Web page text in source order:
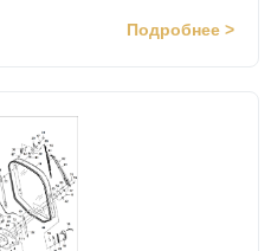
Подробнее >